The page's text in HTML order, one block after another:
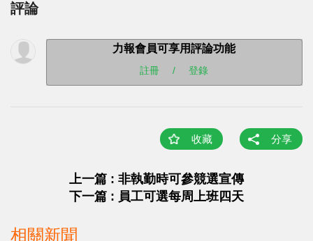
評論
力報會員可享用評論功能
註冊 / 登錄
收藏 分享
上一篇 : 非執勤時可參競選宣傳
下一篇 : 員工可選每周上班四天
相關新聞